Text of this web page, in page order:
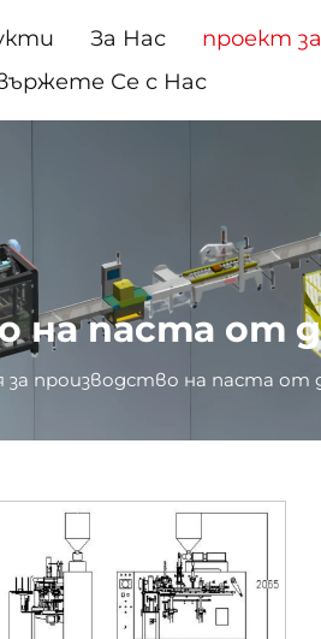
За Нас
проект
Се с Нас
на паста от
за производство на паста от